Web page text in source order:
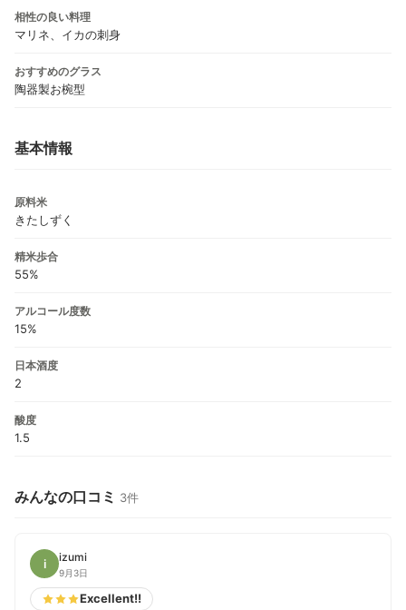
相性の良い料理
マリネ、イカの刺身
おすすめのグラス
陶器製お椀型
基本情報
原料米
きたしずく
精米歩合
55%
アルコール度数
15%
日本酒度
2
酸度
1.5
みんなの口コミ 3件
i izumi
9月3日
Excellent!!